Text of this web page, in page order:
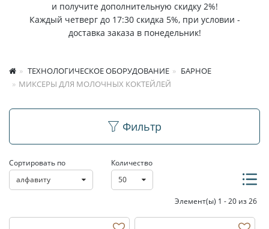
и получите дополнительную скидку 2%!
Каждый четверг до 17:30 скидка 5%, при условии -
доставка заказа в понедельник!
ТЕХНОЛОГИЧЕСКОЕ ОБОРУДОВАНИЕ
БАРНОЕ
МИКСЕРЫ ДЛЯ МОЛОЧНЫХ КОКТЕЙЛЕЙ
Миксеры для
молочных коктейлей
Фильтр
Сортировать по
алфавиту
Количество
50
Элемент(ы) 1 - 20 из 26